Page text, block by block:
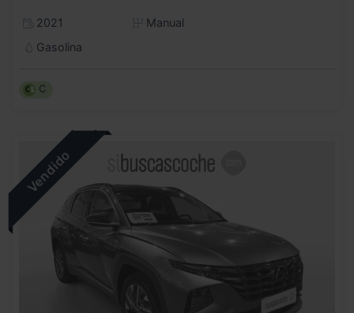
2021
Manual
Gasolina
C